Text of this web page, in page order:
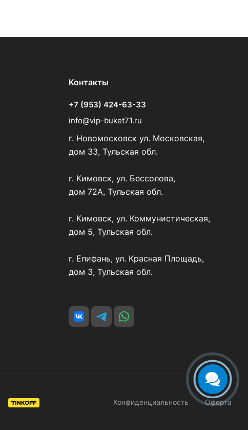
Контакты
+7 (953) 424-63-33
info@vip-buket71.ru
г. Новомосковск ул. Московская,
дом 33, Тульская обл.
г. Кимовск, ул. Бессолова,
дом 72А, Тульская обл.
г. Кимовск, ул. Коммунистическая,
дом 5, Тульская обл.
г. Епифань, ул. Красная Площадь,
дом 3, Тульская обл.
Конфиденциальность Оферта